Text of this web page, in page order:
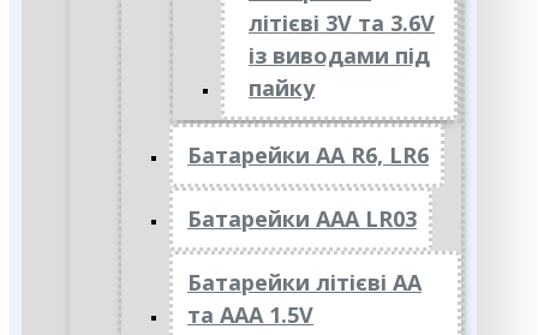
літієві 3V та 3.6V
із виводами під
пайку
Батарейки АА R6, LR6
Батарейки АAА LR03
Батарейки літієві АА
та ААА 1.5V